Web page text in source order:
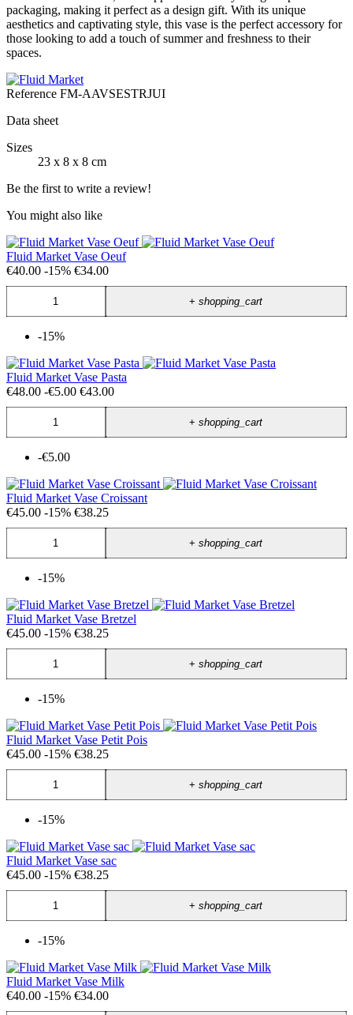
packaging, making it perfect as a design gift. With its unique
aesthetics and captivating style, this vase is the perfect accessory for
those looking to add a touch of summer and freshness to their
spaces.
Reference FM-AAVSESTRJUI
Data sheet
Sizes
23 x 8 x 8 cm
Be the first to write a review!
You might also like
Fluid Market Vase Oeuf
€40.00 -15% €34.00
+shopping_cart
-15%
Fluid Market Vase Pasta
€48.00 -€5.00 €43.00
+shopping_cart
-€5.00
Fluid Market Vase Croissant
€45.00 -15% €38.25
+shopping_cart
-15%
Fluid Market Vase Bretzel
€45.00 -15% €38.25
+shopping_cart
-15%
Fluid Market Vase Petit Pois
€45.00 -15% €38.25
+shopping_cart
-15%
Fluid Market Vase sac
€45.00 -15% €38.25
+shopping_cart
-15%
Fluid Market Vase Milk
€40.00 -15% €34.00